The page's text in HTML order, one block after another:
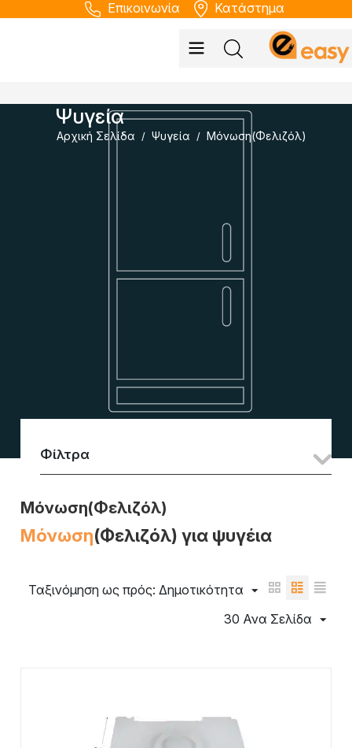
Επικοινωνία Κατάστημα
Αρχική Σελίδα / Ψυγεία / Μόνωση(Φελιζόλ)
Ψυγεία
Φίλτρα
Μόνωση(Φελιζόλ)
Μόνωση(Φελιζόλ) για ψυγέια
Ταξινόμηση ως πρός: Δημοτικότητα
30 Ανα Σελίδα